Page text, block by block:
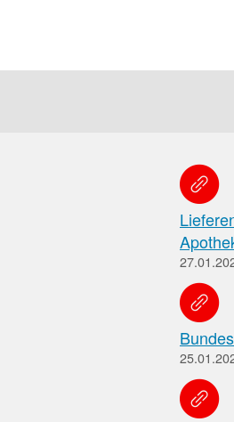
ein
Leitlinien
Leitlinien
und
Arbeitshilfen
der
von
und